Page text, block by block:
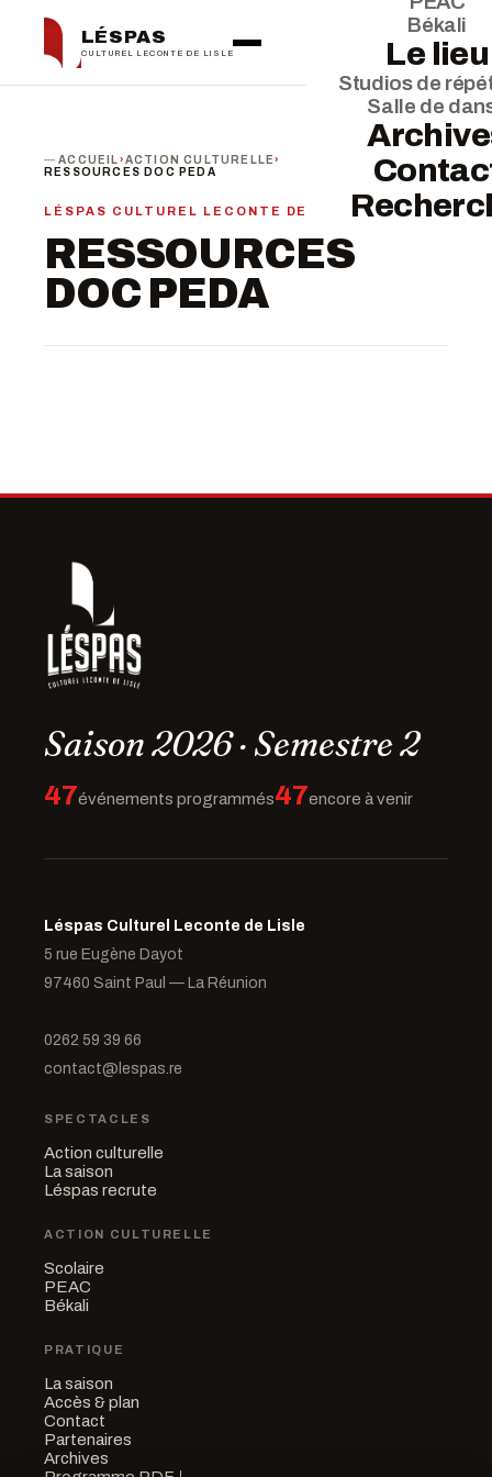
LÉSPAS
CULTUREL LECONTE DE LISLE
Békali
Le lieu
Studios de
Salle de
ACCUEIL›ACTION CULTURELLE›
RESSOURCES DOC PEDA
LÉSPAS CULTUREL LECONTE DE LISLE
RESSOURCES
DOC PEDA
Saison 2026 · Semestre 2
47événements programmés47encore à venir
Léspas Culturel Leconte de Lisle
5 rue Eugène Dayot
97460 Saint Paul — La Réunion
0262 59 39 66
contact@lespas.re
SPECTACLES
Action culturelle
La saison
Léspas recrute
ACTION CULTURELLE
Scolaire
PEAC
Békali
PRATIQUE
La saison
Accès & plan
Contact
Partenaires
Archives